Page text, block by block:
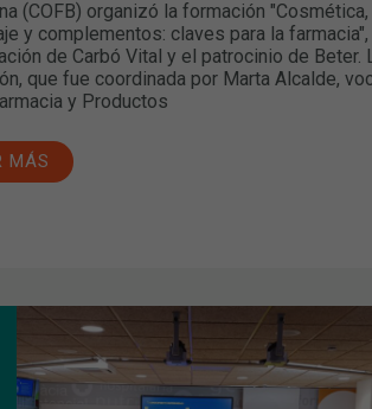
(COFB) organizó la formación "Cosmética,
y complementos: claves para la farmacia",
de Carbó Vital y el patrocinio de Beter.
que fue coordinada por Marta Alcalde,
y Productos
MÁS